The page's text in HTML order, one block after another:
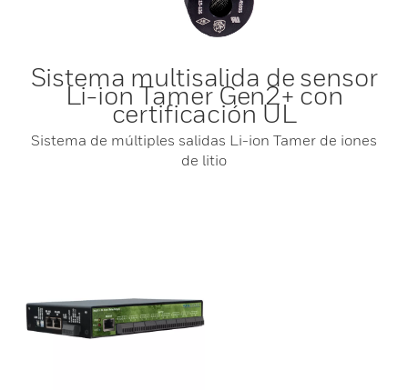
Sistema multisalida de sensor
Li-ion Tamer Gen2+ con
certificación UL
Sistema de múltiples salidas Li-ion Tamer de iones
de litio